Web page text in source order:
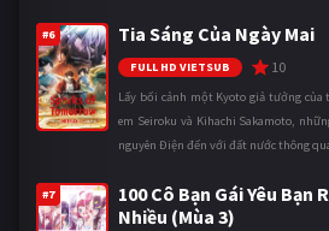
#6 Tia Sáng Của Ngày Mai
FULL HD VIETSUB 10
Lấy bối cảnh một Kyoto giả tưởng
em Seiroku và Kihachi Sakamoto,
nguyên Điện đến với đất nước thông
#7
100 Cô Bạn Gái Yêu Bạn
Nhiều (Mùa 3)